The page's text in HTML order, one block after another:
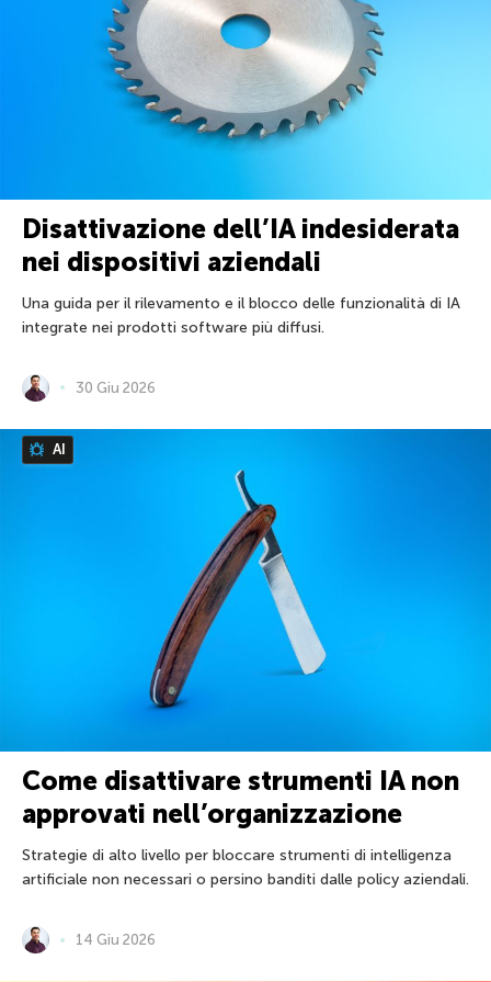
Disattivazione dell’IA indesiderata
nei dispositivi aziendali
Una guida per il rilevamento e il blocco delle funzionalità di IA
integrate nei prodotti software più diffusi.
30 Giu 2026
AI
Come disattivare strumenti IA non
approvati nell’organizzazione
Strategie di alto livello per bloccare strumenti di intelligenza
artificiale non necessari o persino banditi dalle policy aziendali.
14 Giu 2026